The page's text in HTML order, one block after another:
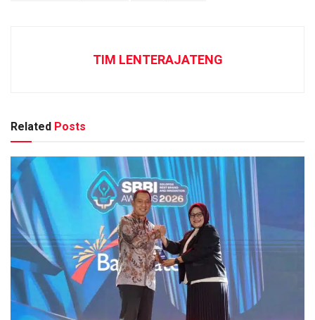
TIM LENTERAJATENG
Related Posts